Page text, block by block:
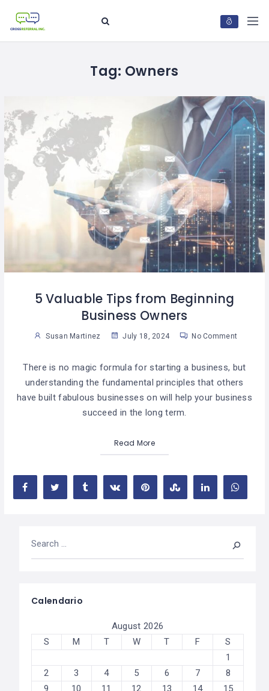
Tag: Owners
5 Valuable Tips from Beginning
Business Owners
Susan Martinez July 18, 2024 No Comment
There is no magic formula for starting a business, but
understanding the fundamental principles that others
have built fabulous businesses on will help your business
succeed in the long term.
Read More
Calendario
August 2026
S
M T W T F
S
1
2
3 4 5 6 7
8
9
10 11 12 13 14
15